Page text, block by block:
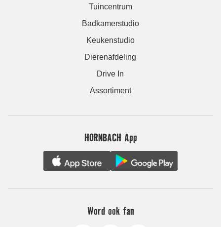
Tuincentrum
Badkamerstudio
Keukenstudio
Dierenafdeling
Drive In
Assortiment
HORNBACH App
Word ook fan